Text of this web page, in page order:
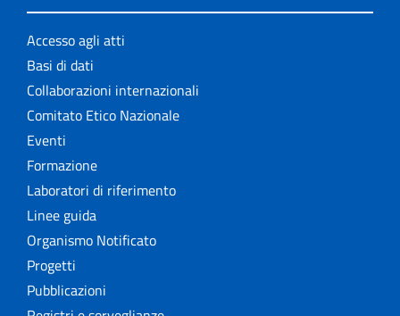
Accesso agli atti
Basi di dati
Collaborazioni internazionali
Comitato Etico Nazionale
Eventi
Formazione
Laboratori di riferimento
Linee guida
Organismo Notificato
Progetti
Pubblicazioni